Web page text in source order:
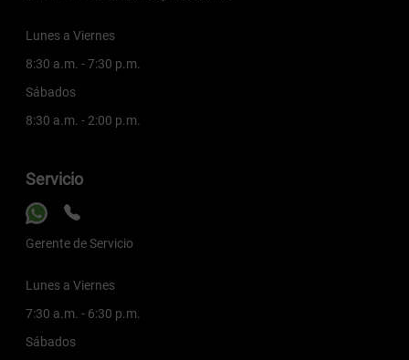
Lunes a Viernes
8:30 a.m. - 7:30 p.m.
Sábados
8:30 a.m. - 2:00 p.m.
Servicio
Gerente de Servicio
Lunes a Viernes
7:30 a.m. - 6:30 p.m.
Sábados